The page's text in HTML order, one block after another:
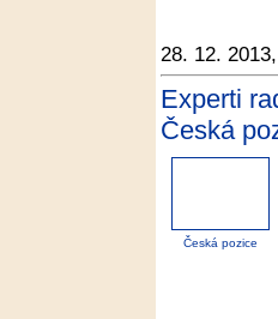
28. 12.
Experti
Česká
Česká pozice